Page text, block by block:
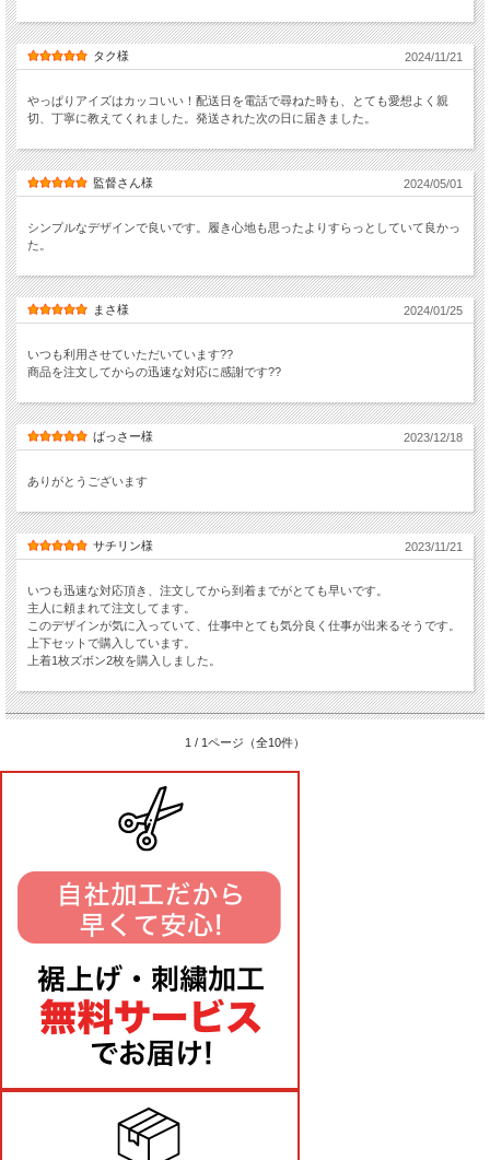
タク様 2024/11/21
やっぱりアイズはカッコいい！配送日を電話で尋ねた時も、とても愛想よく親
切、丁寧に教えてくれました。発送された次の日に届きました。
監督さん様 2024/05/01
シンプルなデザインで良いです。履き心地も思ったよりすらっとしていて良かっ
た。
まさ様 2024/01/25
いつも利用させていただいています??
商品を注文してからの迅速な対応に感謝です??
ばっさー様 2023/12/18
ありがとうございます
サチリン様 2023/11/21
いつも迅速な対応頂き、注文してから到着までがとても早いです。
主人に頼まれて注文してます。
このデザインが気に入っていて、仕事中とても気分良く仕事が出来るそうです。
上下セットで購入しています。
上着1枚ズボン2枚を購入しました。
1 / 1ページ（全10件）